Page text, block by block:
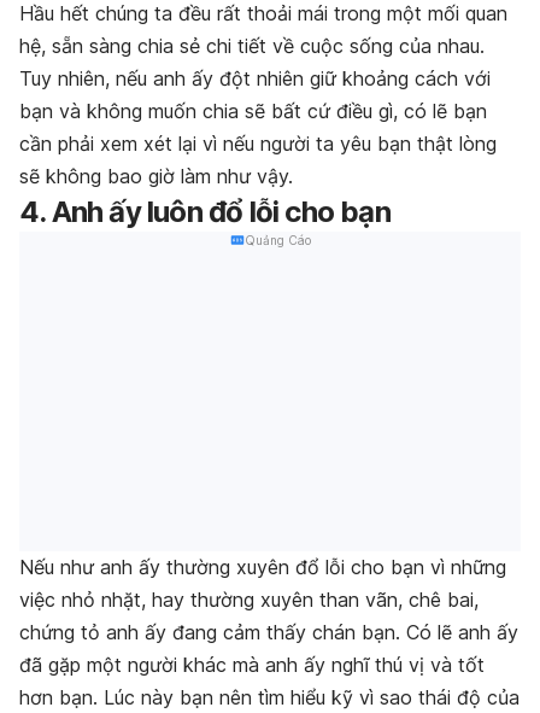
Hầu hết chúng ta đều rất thoải mái trong một mối quan
hệ, sẵn sàng chia sẻ chi tiết về cuộc sống của nhau.
Tuy nhiên, nếu anh ấy đột nhiên giữ khoảng cách với
bạn và không muốn chia sẽ bất cứ điều gì, có lẽ bạn
cần phải xem xét lại vì nếu người ta yêu bạn thật lòng
sẽ không bao giờ làm như vậy.
4. Anh ấy luôn đổ lỗi cho bạn
Quảng Cáo
Nếu như anh ấy thường xuyên đổ lỗi cho bạn vì những
việc nhỏ nhặt, hay thường xuyên than vãn, chê bai,
chứng tỏ anh ấy đang cảm thấy chán bạn. Có lẽ anh ấy
đã gặp một người khác mà anh ấy nghĩ thú vị và tốt
hơn bạn. Lúc này bạn nên tìm hiểu kỹ vì sao thái độ của